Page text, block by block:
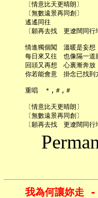
     〔情意比天更晴朗〕
     〔無數遠景再同創〕
     遙遙同往
〔願再去找　更遼闊同行
     情進獨個闖　溫暖是妄想
每日來又往　也像隔一道
     回頭又再想　心裏漸奔放
你若能會意　掛念已找到
     重唱　＊,＃,＃
     〔情意比天更晴朗〕
     〔無數遠景再同創〕
我為何讓妳走 -